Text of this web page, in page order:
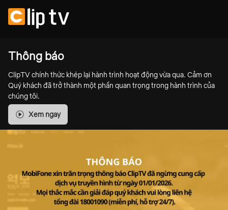
Thông báo
ClipTV chính thức khép lại hành trình hoạt động vừa qua. Cảm ơn
Quý khách đã trở thành một phần quan trọng trong hành trình của
chúng tôi.
Xem ngay